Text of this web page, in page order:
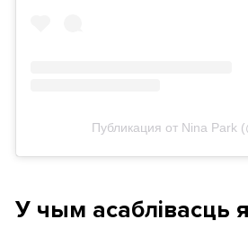
Публикация от Nina Park
У чым асаблівасць